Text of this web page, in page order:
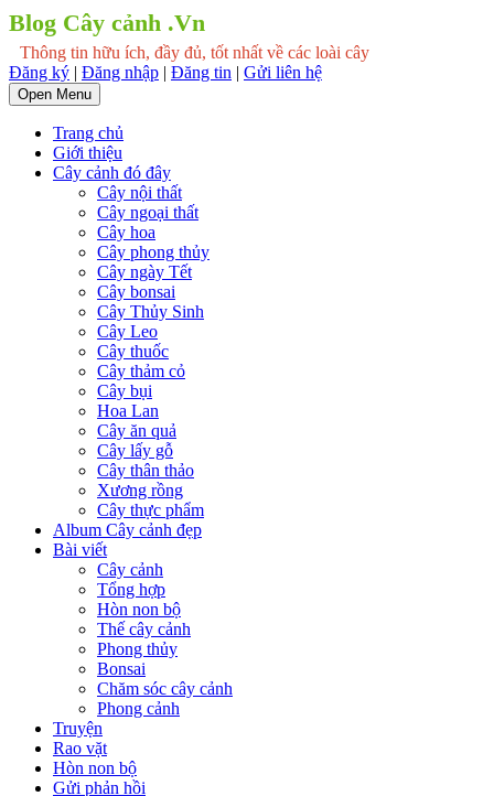
Blog Cây cảnh .Vn
Thông tin hữu ích, đầy đủ, tốt nhất về các loài cây
Đăng ký | Đăng nhập | Đăng tin | Gửi liên hệ
Open Menu
Trang chủ
Giới thiệu
Cây cảnh đó đây
Cây nội thất
Cây ngoại thất
Cây hoa
Cây phong thủy
Cây ngày Tết
Cây bonsai
Cây Thủy Sinh
Cây Leo
Cây thuốc
Cây thảm cỏ
Cây bụi
Hoa Lan
Cây ăn quả
Cây lấy gỗ
Cây thân thảo
Xương rồng
Cây thực phẩm
Album Cây cảnh đẹp
Bài viết
Cây cảnh
Tổng hợp
Hòn non bộ
Thế cây cảnh
Phong thủy
Bonsai
Chăm sóc cây cảnh
Phong cảnh
Truyện
Rao vặt
Hòn non bộ
Gửi phản hồi